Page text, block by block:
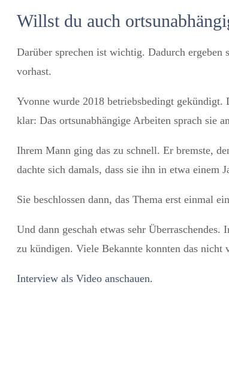
Willst du auch
Darüber sprechen ist wichtig. Dadurch
vorhast.
Yvonne wurde 2018 betriebsbedingt
klar: Das ortsunabhängige Arbeiten sprach sie
Ihrem Mann ging das zu schnell. Er bremste,
dachte sich damals, dass sie ihn in etwa einem
Sie beschlossen dann, das Thema erst einmal
Und dann geschah etwas sehr
zu kündigen. Viele Bekannte konnten das nicht
Interview als Video anschauen.